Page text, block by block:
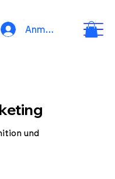
Anmelden
und